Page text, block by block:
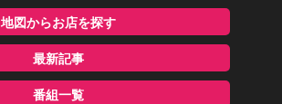
地図からお店を探す
最新記事
番組一覧